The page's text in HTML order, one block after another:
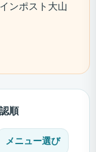
ンポスト大山
順
メニュー選び